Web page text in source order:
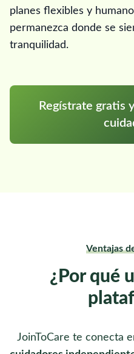
planes flexibles y
permanezca donde se
tranquilidad.
Regístrate gratis
Ventajas
¿Por qué
JoinToCare te conecta